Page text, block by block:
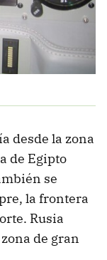
desde la zona
de Egipto
se
la frontera
Rusia
de gran